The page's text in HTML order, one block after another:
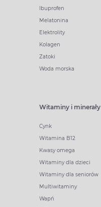
Ibuprofen
Melatonina
Elektrolity
Kolagen
Zatoki
Woda morska
Witaminy i minerały
Cynk
Witamina B12
Kwasy omega
Witaminy dla dzieci
Witaminy dla seniorów
Multiwitaminy
Wapń